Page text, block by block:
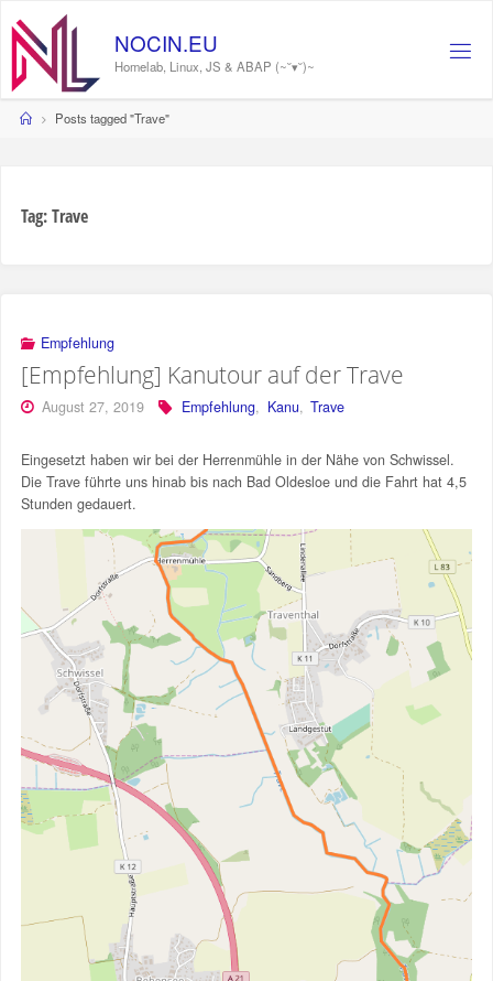
content
NOCIN.EU
Homelab, Linux, JS & ABAP (~˘▾˘)~
HomePosts tagged "Trave"
Tag:Trave
Empfehlung
[Empfehlung] Kanutour auf der Trave
August 27, 2019 Empfehlung, Kanu, Trave
Eingesetzt haben wir bei der Herrenmühle in der Nähe von Schwissel.
Die Trave führte uns hinab bis nach Bad Oldesloe und die Fahrt hat 4,5
Stunden gedauert.